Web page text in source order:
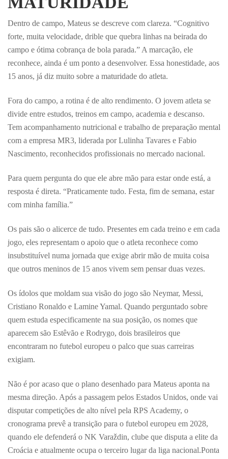
Dentro de campo, Mateus se descreve com clareza. “Cognitivo
forte, muita velocidade, drible que quebra linhas na beirada do
campo e ótima cobrança de bola parada.” A marcação, ele
reconhece, ainda é um ponto a desenvolver. Essa honestidade, aos
15 anos, já diz muito sobre a maturidade do atleta.
Fora do campo, a rotina é de alto rendimento. O jovem atleta se
divide entre estudos, treinos em campo, academia e descanso.
Tem acompanhamento nutricional e trabalho de preparação mental
com a empresa MR3, liderada por Lulinha Tavares e Fabio
Nascimento, reconhecidos profissionais no mercado nacional.
Para quem pergunta do que ele abre mão para estar onde está, a
resposta é direta. “Praticamente tudo. Festa, fim de semana, estar
com minha família.”
Os pais são o alicerce de tudo. Presentes em cada treino e em cada
jogo, eles representam o apoio que o atleta reconhece como
insubstituível numa jornada que exige abrir mão de muita coisa
que outros meninos de 15 anos vivem sem pensar duas vezes.
Os ídolos que moldam sua visão do jogo são Neymar, Messi,
Cristiano Ronaldo e Lamine Yamal. Quando perguntado sobre
quem estuda especificamente na sua posição, os nomes que
aparecem são Estêvão e Rodrygo, dois brasileiros que
encontraram no futebol europeu o palco que suas carreiras
exigiam.
Não é por acaso que o plano desenhado para Mateus aponta na
mesma direção. Após a passagem pelos Estados Unidos, onde vai
disputar competições de alto nível pela RPS Academy, o
cronograma prevê a transição para o futebol europeu em 2028,
quando ele defenderá o NK Varaždin, clube que disputa a elite da
Croácia e atualmente ocupa o terceiro lugar da liga nacional.Ponta